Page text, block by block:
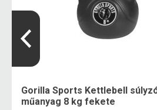
Gorilla Sports Kettlebell
műanyag 8 kg fekete